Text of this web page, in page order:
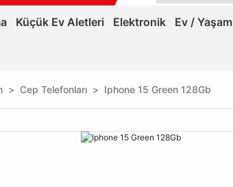
Küçük Ev Aletleri Elektronik Ev / Yaşam
Cep Telefonları Iphone 15 Green 128Gb